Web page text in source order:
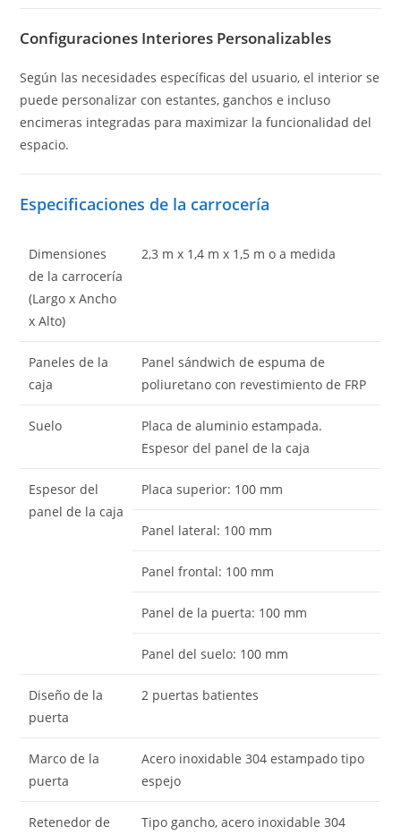
Configuraciones Interiores Personalizables
Según las necesidades específicas del usuario, el interior se
puede personalizar con estantes, ganchos e incluso
encimeras integradas para maximizar la funcionalidad del
espacio.
Especificaciones de la carrocería
Dimensiones
de la carrocería
(Largo x Ancho
x Alto)
2,3 m x 1,4 m x 1,5 m o a medida
Paneles de la
caja
Panel sándwich de espuma de
poliuretano con revestimiento de FRP
Suelo
Placa de aluminio estampada.
Espesor del panel de la caja
Espesor del
panel de la caja
Placa superior: 100 mm
Panel lateral: 100 mm
Panel frontal: 100 mm
Panel de la puerta: 100 mm
Panel del suelo: 100 mm
Diseño de la
puerta
2 puertas batientes
Marco de la
puerta
Acero inoxidable 304 estampado tipo
espejo
Retenedor de
Tipo gancho, acero inoxidable 304